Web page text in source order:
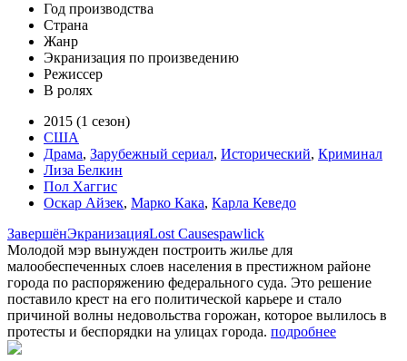
Год производства
Страна
Жанр
Экранизация по произведению
Режиссер
В ролях
2015 (1 сезон)
США
Драма, Зарубежный сериал, Исторический, Криминал
Лиза Белкин
Пол Хаггис
Оскар Айзек, Марко Кака, Карла Кеведо
ЗавершёнЭкранизацияLost Causespawlick
Молодой мэр вынужден построить жилье для
малообеспеченных слоев населения в престижном районе
города по распоряжению федерального суда. Это решение
поставило крест на его политической карьере и стало
причиной волны недовольства горожан, которое вылилось в
протесты и беспорядки на улицах города. подробнее